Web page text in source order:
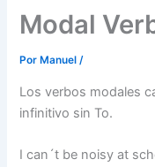
Modal
Por Manuel/
Los verbos modales
infinitivo sin To.
I can´t be noisy at